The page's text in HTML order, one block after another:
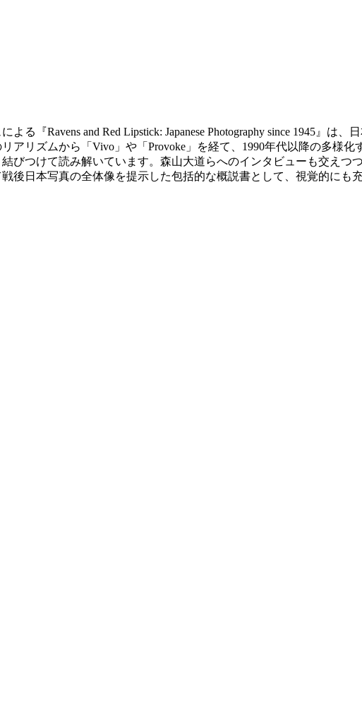
る『Ravens and Red Lipstick: Japanese Photography since 1945』は
アリズムから「Vivo」や「Provoke」を経て、1990年代以降の多様
びつけて読み解いています。森山大道らへのインタビューも交えつ
後日本写真の全体像を提示した包括的な概説書として、視覚的にも